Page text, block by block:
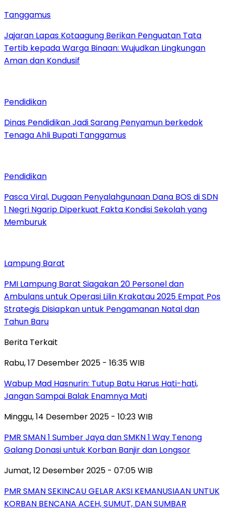
Tanggamus
Jajaran Lapas Kotaagung Berikan Penguatan Tata
Tertib kepada Warga Binaan: Wujudkan Lingkungan
Aman dan Kondusif
Pendidikan
Dinas Pendidikan Jadi Sarang Penyamun berkedok
Tenaga Ahli Bupati Tanggamus
Pendidikan
Pasca Viral, Dugaan Penyalahgunaan Dana BOS di SDN
1 Negri Ngarip Diperkuat Fakta Kondisi Sekolah yang
Memburuk
Lampung Barat
PMI Lampung Barat Siagakan 20 Personel dan
Ambulans untuk Operasi Lilin Krakatau 2025 Empat Pos
Strategis Disiapkan untuk Pengamanan Natal dan
Tahun Baru
Berita Terkait
Rabu, 17 Desember 2025 - 16:35 WIB
Wabup Mad Hasnurin: Tutup Batu Harus Hati-hati,
Jangan Sampai Balak Enamnya Mati
Minggu, 14 Desember 2025 - 10:23 WIB
PMR SMAN 1 Sumber Jaya dan SMKN 1 Way Tenong
Galang Donasi untuk Korban Banjir dan Longsor
Jumat, 12 Desember 2025 - 07:05 WIB
PMR SMAN SEKINCAU GELAR AKSI KEMANUSIAAN UNTUK
KORBAN BENCANA ACEH, SUMUT, DAN SUMBAR